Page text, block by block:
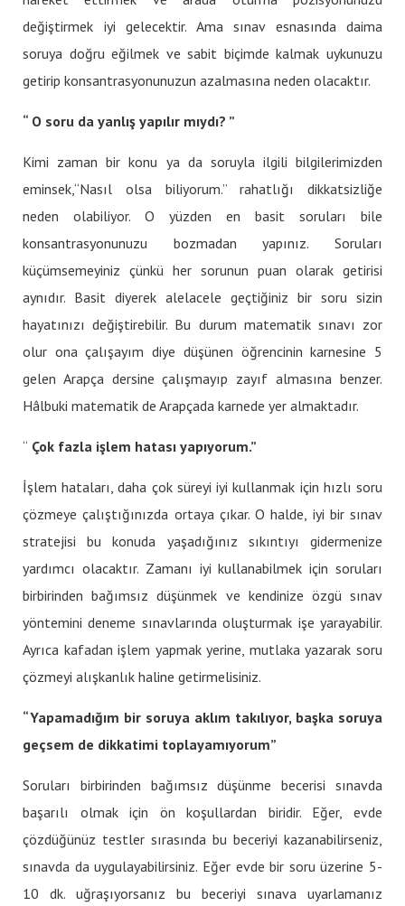
değiştirmek iyi gelecektir. Ama sınav esnasında daima
soruya doğru eğilmek ve sabit biçimde kalmak uykunuzu
getirip konsantrasyonunuzun azalmasına neden olacaktır.
“ O soru da yanlış yapılır mıydı? ”
Kimi zaman bir konu ya da soruyla ilgili bilgilerimizden
eminsek,“Nasıl olsa biliyorum.” rahatlığı dikkatsizliğe
neden olabiliyor. O yüzden en basit soruları bile
konsantrasyonunuzu bozmadan yapınız. Soruları
küçümsemeyiniz çünkü her sorunun puan olarak getirisi
aynıdır. Basit diyerek alelacele geçtiğiniz bir soru sizin
hayatınızı değiştirebilir. Bu durum matematik sınavı zor
olur ona çalışayım diye düşünen öğrencinin karnesine 5
gelen Arapça dersine çalışmayıp zayıf almasına benzer.
Hâlbuki matematik de Arapçada karnede yer almaktadır.
“ Çok fazla işlem hatası yapıyorum.”
İşlem hataları, daha çok süreyi iyi kullanmak için hızlı soru
çözmeye çalıştığınızda ortaya çıkar. O halde, iyi bir sınav
stratejisi bu konuda yaşadığınız sıkıntıyı gidermenize
yardımcı olacaktır. Zamanı iyi kullanabilmek için soruları
birbirinden bağımsız düşünmek ve kendinize özgü sınav
yöntemini deneme sınavlarında oluşturmak işe yarayabilir.
Ayrıca kafadan işlem yapmak yerine, mutlaka yazarak soru
çözmeyi alışkanlık haline getirmelisiniz.
“Yapamadığım bir soruya aklım takılıyor, başka soruya
geçsem de dikkatimi toplayamıyorum”
Soruları birbirinden bağımsız düşünme becerisi sınavda
başarılı olmak için ön koşullardan biridir. Eğer, evde
çözdüğünüz testler sırasında bu beceriyi kazanabilirseniz,
sınavda da uygulayabilirsiniz. Eğer evde bir soru üzerine 5-
10 dk. uğraşıyorsanız bu beceriyi sınava uyarlamanız